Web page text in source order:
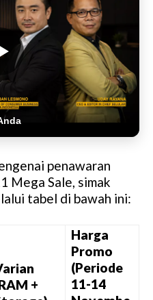
penawaran
Mega Sale, simak
tabel di bawah ini:
+
Harga
Promo
(Periode
11-14